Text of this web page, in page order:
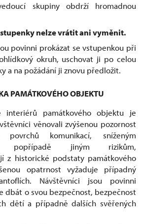
skupiny obdrží hromadnou
nelze vrátit ani vyměnit.
povinni prokázat se vstupenkou při
okruh, uschovat ji po celou
a na požádání ji znovu předložit.
PAMÁTKOVÉHO OBJEKTU
interiérů památkového objektu je
věnovali zvýšenou pozornost
povrchů komunikací, sníženým
popřípadě jiným rizikům,
z historické podstaty památkového
opatrnost vyžaduje případný
Návštěvníci jsou povinni
dbát o svou bezpečnost, bezpečnost
dětí a případně dalších svěřených